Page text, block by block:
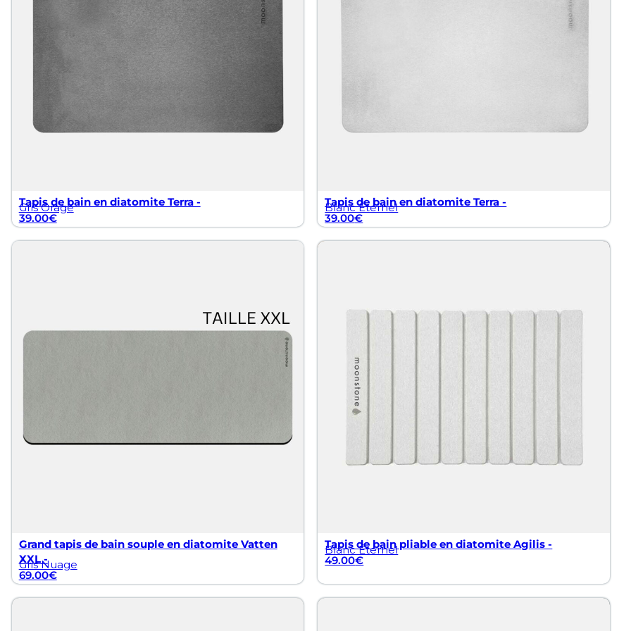
absorbants comme les tapis en tissu, ils permettent à l’eau de s’écouler naturellement, évitant ainsi les
votre tapis de pierre avec des tapis de salle de bain absorbants placés à des endroits stratégiques.
le tapis de bain en pierre, créant une ambiance zen et naturelle. Ces matériaux, en harmonie avec
spa à domicile.
rond salle de bain en pierre, assurez-vous que la taille est adaptée à l’espace disponible. Un tapis de salle
dans une grande salle de bain, tandis qu’un petit modèle peut accentuer un espace spécifique.
votre tapis.
vous pouvez découvrir une sélection exquise d’articles en diatomite, alliant design moderne et durabilité.
pour la salle de bain en diatomite, conçus pour transformer cet espace en un lieu de détente et de bien-être,
sélection de tapis de salle de bain en diatomite, alliant absorption supérieure et design élégant pour
a créé la collection Stonea, offrant une gamme de tapis aux couleurs inspirées de la nature, pour une
conçus pour enrichir votre expérience quotidienne avec la diatomite.
consulter :
Tapis de bain en diatomite Terra -
Gris Orage
39.00€
Tapis de bain en diatomite Terra -
Blanc Éternel
39.00€
Grand tapis de bain souple en diatomite Vatten
XXL -
Gris Nuage
69.00€
Tapis de bain pliable en diatomite Agilis -
Blanc Éternel
49.00€